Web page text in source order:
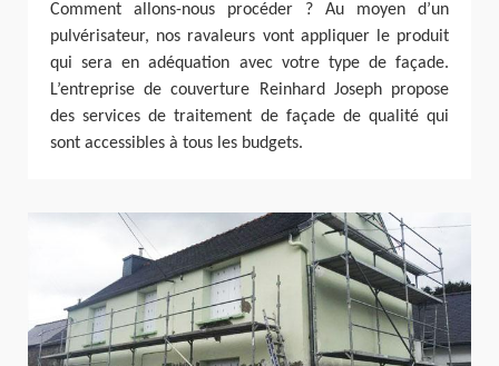
Comment allons-nous procéder ? Au moyen d’un
pulvérisateur, nos ravaleurs vont appliquer le produit
qui sera en adéquation avec votre type de façade.
L’entreprise de couverture Reinhard Joseph propose
des services de traitement de façade de qualité qui
sont accessibles à tous les budgets.